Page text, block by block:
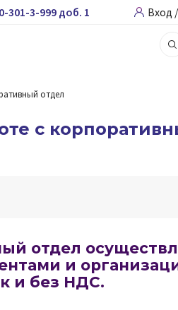
301-3-999 доб. 1 Вход
отдел
с
отдел
и
и без НДС.